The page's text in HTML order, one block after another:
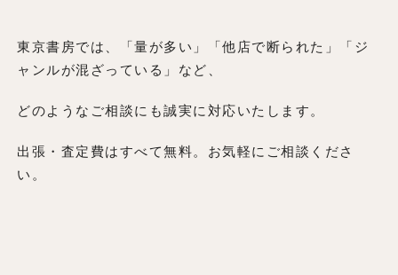
東京書房では、「量が多い」「他店で断られた」「ジ
ャンルが混ざっている」など、
どのようなご相談にも誠実に対応いたします。
出張・査定費はすべて無料。お気軽にご相談くださ
い。